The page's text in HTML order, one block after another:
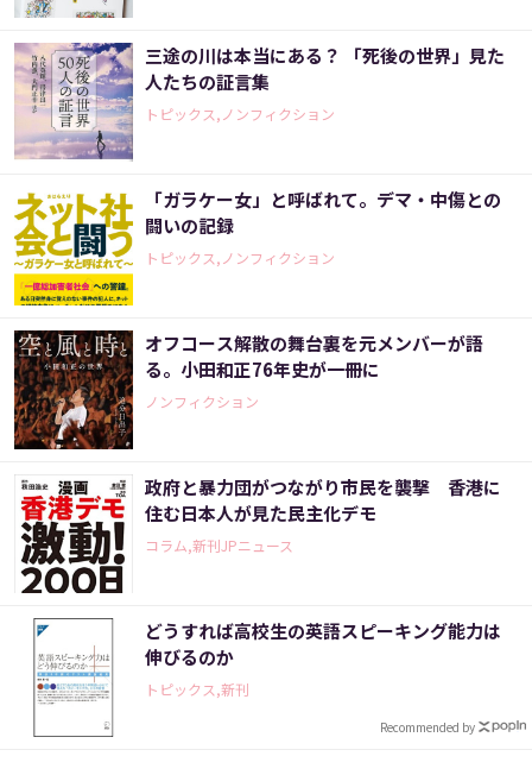
三途の川は本当にある？ 「死後の世界」見た
人たちの証言集
トピックス,ノンフィクション
「ガラケー女」と呼ばれて。デマ・中傷との
闘いの記録
トピックス,ノンフィクション
オフコース解散の舞台裏を元メンバーが語
る。小田和正76年史が一冊に
ノンフィクション
政府と暴力団がつながり市民を襲撃 香港に
住む日本人が見た民主化デモ
コラム,新刊JPニュース
どうすれば高校生の英語スピーキング能力は
伸びるのか
トピックス,新刊
Recommended by